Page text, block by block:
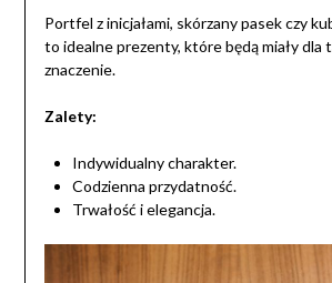
Portfel z inicjałami, skórzany pasek czy
to idealne prezenty, które będą miały dla
znaczenie.
Zalety:
Indywidualny charakter.
Codzienna przydatność.
Trwałość i elegancja.